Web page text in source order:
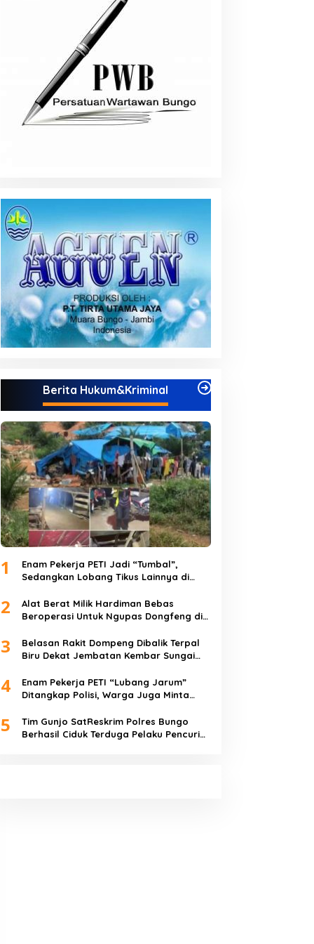
Berita Hukum&Kriminal
1
Enam Pekerja PETI Jadi “Tumbal”,
Sedangkan Lobang Tikus Lainnya di
Beroperasi
2
Alat Berat Milik Hardiman Bebas
Beroperasi Untuk Ngupas Dongfeng di
3
Belasan Rakit Dompeng Dibalik Terpal
Biru Dekat Jembatan Kembar Sungai
4
Enam Pekerja PETI “Lubang Jarum”
Ditangkap Polisi, Warga Juga Minta
5
Tim Gunjo SatReskrim Polres Bungo
Berhasil Ciduk Terduga Pelaku Pencuri